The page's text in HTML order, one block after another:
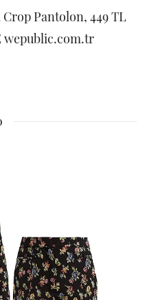
Pantolon, 449 TL
wepublic.com.tr